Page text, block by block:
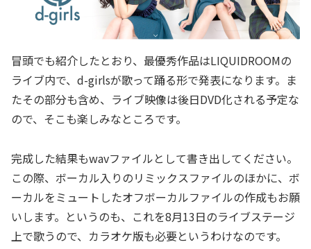
冒頭でも紹介したとおり、最優秀作品はLIQUIDROOMの
ライブ内で、d-girlsが歌って踊る形で発表になります。ま
たその部分も含め、ライブ映像は後日DVD化される予定な
ので、そこも楽しみなところです。
完成した結果もwavファイルとして書き出してください。
この際、ボーカル入りのリミックスファイルのほかに、ボ
ーカルをミュートしたオフボーカルファイルの作成もお願
いします。というのも、これを8月13日のライブステージ
上で歌うので、カラオケ版も必要というわけなのです。